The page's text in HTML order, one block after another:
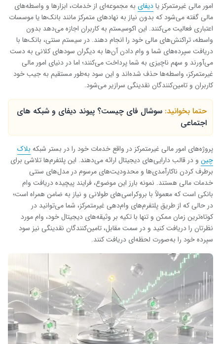
امور مالی غیرمتمرکز یادیفای به مجموعه‌ای از خدمات، ابزارها و واسطه‌های
مالی گفته می‌شود که بدون نیاز به نهادهای متمرکز مانند بانک‌ها یا موسسات
اعتباری فعالیت می‌کنند. این اکوسیستم به کاربران اجازه می‌دهد بدون
واسطه، تراکنش‌های مالی خود را انجام دهند. در سیستم سنتی، بانک‌ها با
دریافت سپرده‌های شما و وام دادن آن‌ها به دیگران سودهای کلانی به دست
می‌آورند و سهم ناچیزی به شما پرداخت می‌کنند؛ اما در دنیای امور مالی
غیرمتمرکز، واسطه‌ها حذف شده‌اند و این سود به‌طور مستقیم به جیب خود
کاربران و تامین‌کنندگان نقدینگی سرازیر می‌شود.
حتما بخوانید: سوشال فای چیست؟ پیوند دیفای و شبکه های
اجتماعی
پروژه‌های امور مالی غیرمتمرکز در واقع خدمات خود را در بستر شبکه بلاک
چین و در قالب دارایی‌های دیجیتال ارائه می‌دهند. این پلتفرم‌ها تلاشی برای
برطرف کردن ناکارآمدی‌ها و محدودیت‌های مرسوم در مدل‌های سنتی
خدمات مالی هستند. نمونه بارز این موضوع، فرایند پیچیده دریافت وام
بانکی است که معمولاً با بروکراسی‌های طولانی و نیاز به ضامن همراه است؛
در حالی که از طریق پلتفرم‌های وام‌دهی غیرمتمرکز، شما می‌توانید در
کوتاه‌ترین زمان ممکن و تنها با تکیه بر وثیقه‌های دیجیتال خود، وام مورد
نظرتان را دریافت کنید و در سمت مقابل، تامین‌کنندگان نقدینگی نیز سود
سپرده خود را به‌صورت لحظه‌ای دریافت کنند.